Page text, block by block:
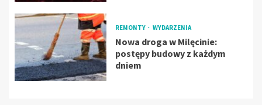
REMONTY WYDARZENIA
Nowa droga w Milęcinie:
postępy budowy z każdym
dniem